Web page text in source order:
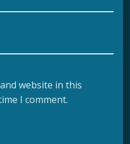
website in this
I comment.